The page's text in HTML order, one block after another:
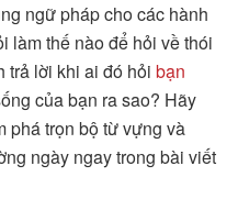
ngữ pháp cho các hành
làm thế nào để hỏi về thói
trả lời khi ai đó hỏi bạn
của bạn ra sao? Hãy
phá trọn bộ từ vựng và
ngày ngay trong bài viết